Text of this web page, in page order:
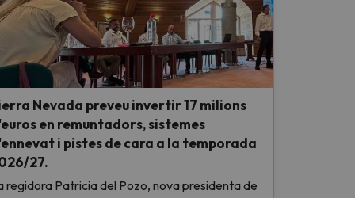
Nevada preveu invertir 17 milions
en remuntadors, sistemes
i pistes de cara a la temporada
27.
regidora Patricia del Pozo, nova presidenta de